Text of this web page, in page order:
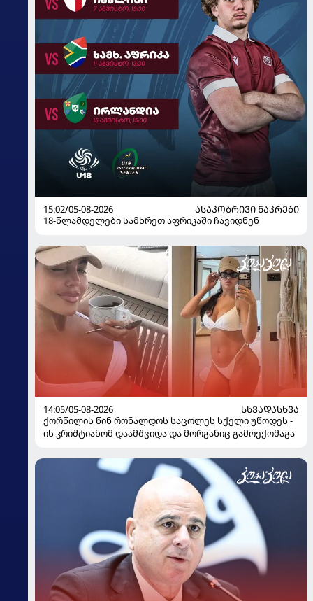
15:02/05-08-2026
ᲐᲡᲐᲙᲝᲑᲠᲘᲕᲘ ᲜᲐᲙᲠᲔᲑᲘ
18-წლამდელები სამხრეთ აფრიკაში ჩავიდნენ
14:05/05-08-2026
ᲡᲮᲕᲐᲓᲐᲡᲮᲕᲐ
ქორწილის წინ რონალდოს საცოლეს სქელი უწოდეს -
ის კრიშტიანომ დაამშვიდა და მორგანიც გამოექომაგა